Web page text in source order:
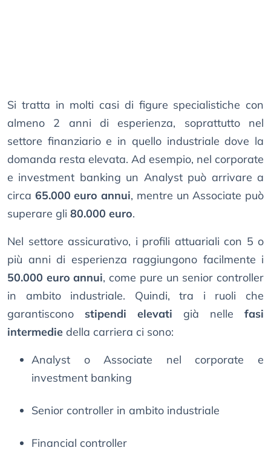
Si tratta in molti casi di figure specialistiche con
almeno 2 anni di esperienza, soprattutto nel
settore finanziario e in quello industriale dove la
domanda resta elevata. Ad esempio, nel corporate
e investment banking un Analyst può arrivare a
circa 65.000 euro annui, mentre un Associate può
superare gli 80.000 euro.
Nel settore assicurativo, i profili attuariali con 5 o
più anni di esperienza raggiungono facilmente i
50.000 euro annui, come pure un senior controller
in ambito industriale. Quindi, tra i ruoli che
garantiscono stipendi elevati già nelle fasi
intermedie della carriera ci sono:
Analyst o Associate nel corporate e
investment banking
Senior controller in ambito industriale
Financial controller